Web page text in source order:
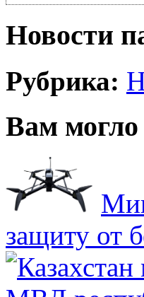
Новости
Рубрика:
Вам
защиту от